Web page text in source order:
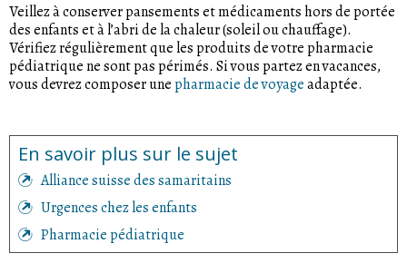
Veillez à conserver pansements et médicaments hors de portée
des enfants et à l’abri de la chaleur (soleil ou chauffage).
Vérifiez régulièrement que les produits de votre pharmacie
pédiatrique ne sont pas périmés. Si vous partez en vacances,
vous devrez composer unepharmacie de voyageadaptée.
En savoir plus sur le sujet
Alliance suisse des samaritains
Urgences chez les enfants
Pharmacie pédiatrique